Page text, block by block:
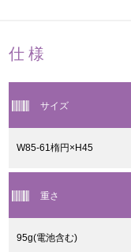
仕様
サイズ
W85-61楕円×H45
重さ
95g(電池含む)